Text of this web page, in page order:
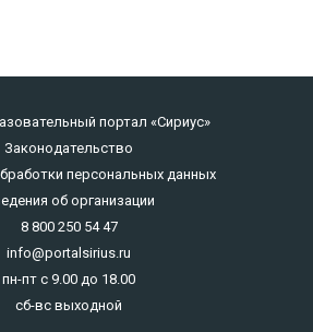
портал «Сириус»
Законодательство
персональных данных
об организации
8 800 250 54 47
info@portalsirius.ru
пн-пт с 9.00 до 18.00
сб-вс выходной